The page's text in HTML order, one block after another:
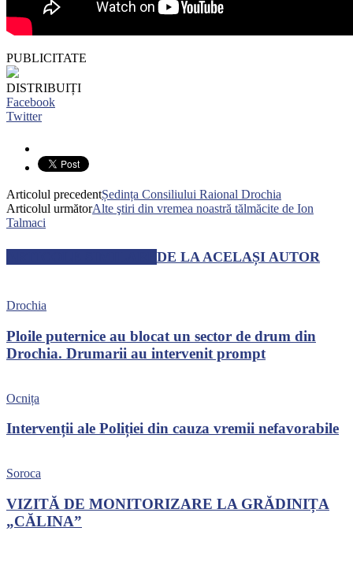
PUBLICITATE
DISTRIBUIȚI
Facebook
Twitter
Articolul precedentȘedința Consiliului Raional Drochia
Articolul următorAlte ştiri din vremea noastră tălmăcite de Ion
Talmaci
DE LA ACELAȘI AUTOR
Drochia
Ploile puternice au blocat un sector de drum din
Drochia. Drumarii au intervenit prompt
Ocnița
Intervenții ale Poliției din cauza vremii nefavorabile
Soroca
VIZITĂ DE MONITORIZARE LA GRĂDINIȚA
„CĂLINA”